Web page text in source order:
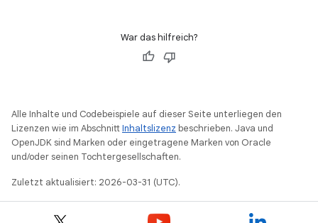
War das hilfreich?
Alle Inhalte und Codebeispiele auf dieser Seite unterliegen den
Lizenzen wie im AbschnittInhaltslizenz beschrieben. Java und
OpenJDK sind Marken oder eingetragene Marken von Oracle
und/oder seinen Tochtergesellschaften.
Zuletzt aktualisiert: 2026-03-31 (UTC).